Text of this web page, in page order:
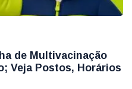
de Multivacinação
Veja Postos, Horários